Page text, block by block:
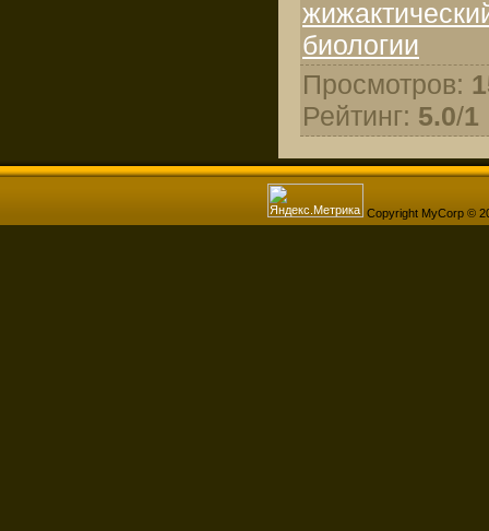
биологии
Просмотров:
Рейтинг: 5.0/1
Copyright MyCorp ©